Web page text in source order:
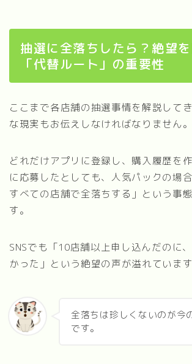
抽選に全落ちしたら？絶望
「代替ルート」の重要性
ここまで各店舗の抽選事情を解説して
な現実もお伝えしなければなりません。
どれだけアプリに登録し、購入履歴を
に応募したとしても、人気パックの場
すべての店舗で全落ちする」という事
す。
SNSでも「10店舗以上申し込んだのに
かった」という絶望の声が溢れています
全落ちは珍しくないのが今
です。